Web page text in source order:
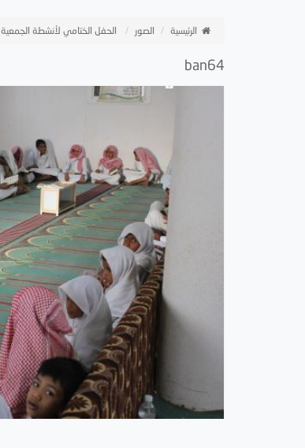
الرئيسية الصور الحفل الختامي لأنشطة الجمعية
ban64